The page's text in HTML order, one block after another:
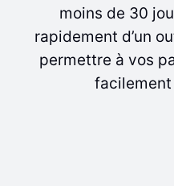
moins de 30
rapidement d’un
permettre à vos